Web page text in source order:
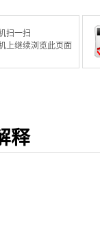
扫一扫
上继续浏览此页面
释